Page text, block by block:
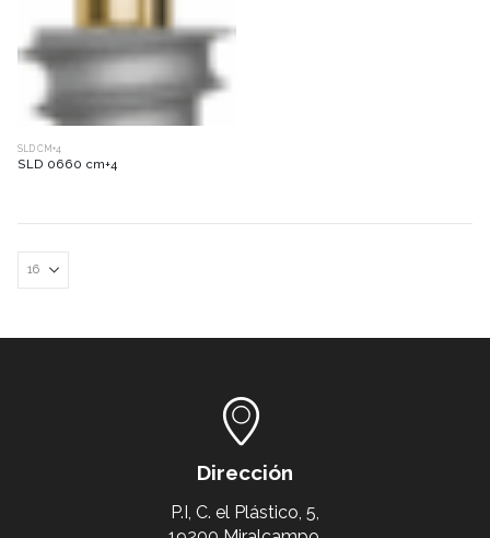
SLD CM+4
SLD 0660 cm+4
Dirección
P.I, C. el Plástico, 5,